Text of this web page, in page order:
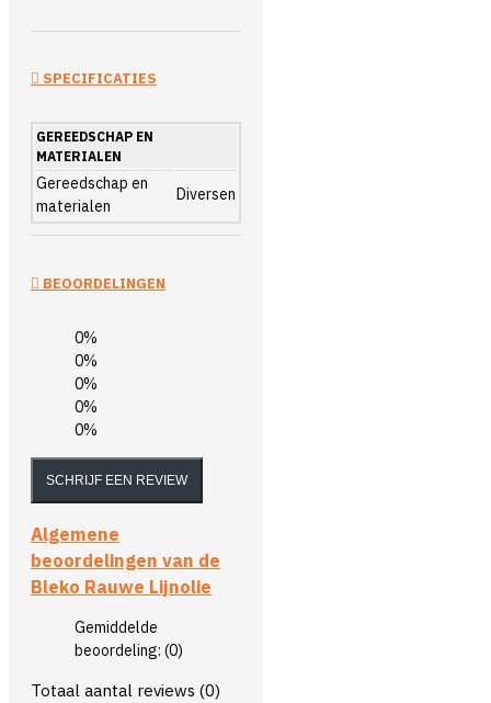
SPECIFICATIES
GEREEDSCHAP EN
MATERIALEN
Gereedschap en
materialen
Diversen
BEOORDELINGEN
0%
0%
0%
0%
0%
SCHRIJF EEN REVIEW
Algemene
beoordelingen van de
Bleko Rauwe Lijnolie
Gemiddelde
beoordeling: (0)
Totaal aantal reviews (0)